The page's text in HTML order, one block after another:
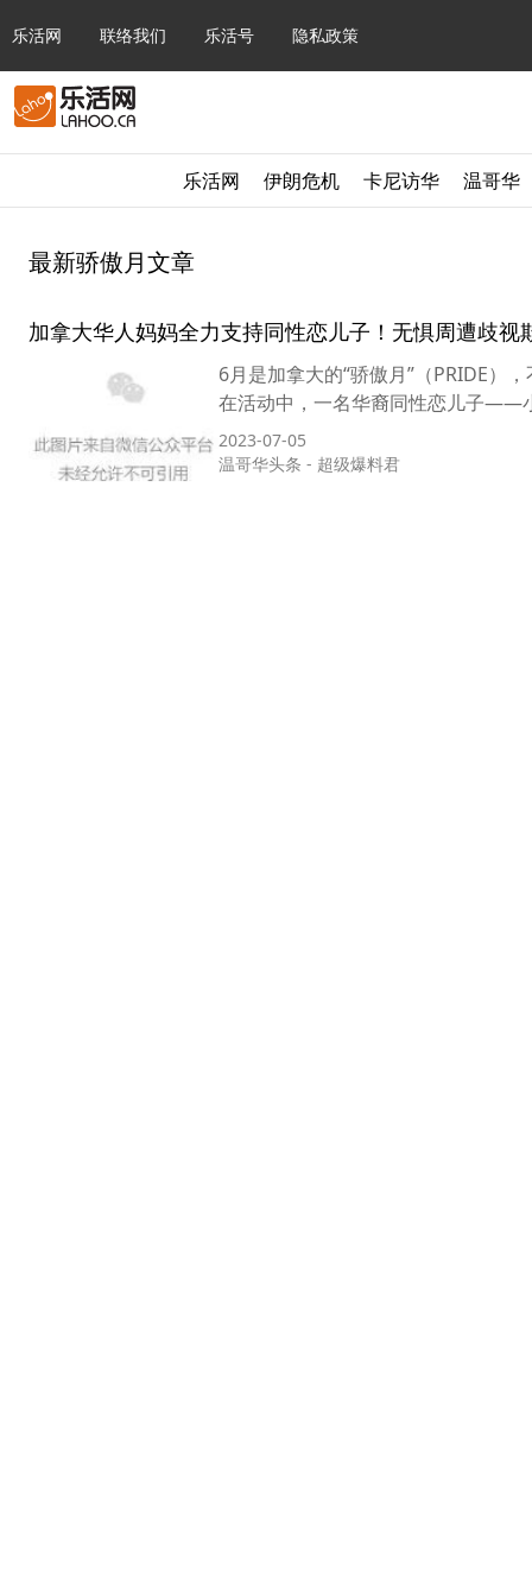
乐活网 联络我们 乐活号 隐私政策
乐活网 伊朗危机 卡尼访华 温哥华
最新骄傲月文章
加拿大华人妈妈全力支持同性恋儿子！无惧周遭歧视
6月是加拿大的“骄傲月”（PRIDE）
在活动中，一名华裔同性恋儿子——
2023-07-05
温哥华头条 - 超级爆料君